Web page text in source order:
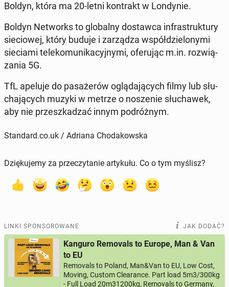
Boldyn, która ma 20-letni kon­trakt w Lon­dy­nie.
Boldyn Ne­tworks to glo­bal­ny do­staw­ca in­fra­struk­tu­ry
sie­cio­wej, który buduje i za­rzą­dza współ­dzie­lo­ny­mi
sie­cia­mi te­le­ko­mu­ni­ka­cyj­ny­mi, ofe­ru­jąc m.in. roz­wią­
za­nia 5G.
TfL apeluje do pa­sa­że­rów oglą­da­ją­cych filmy lub słu­
cha­ją­cych muzyki w metrze o no­sze­nie słu­cha­wek,
aby nie prze­szka­dzać innym po­dróż­nym.
Standard.co.uk / Adriana Chodakowska
Dziękujemy za przeczytanie artykułu. Co o tym myślisz?
LINKI SPONSOROWANE JAK DODAĆ?
Kanguro Removals to Europe, Man & Van
to EU
Removals to Poland, Man&Van to EU, Low Cost,
Moving, Custom Clearance. Part load 5m3/300kg
- Full Load 20m31200kg, Removals to Germany,